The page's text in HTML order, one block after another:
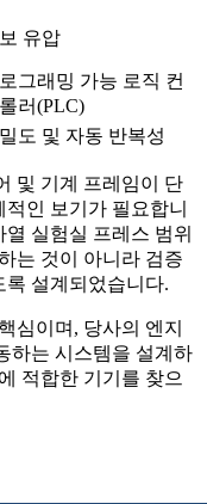
유압
그래밍 가능 로직 컨
러(PLC)
도 및 자동 반복성
및 기계 프레임이 단
인 보기가 필요합니
실험실 프레스 범위
는 것이 아니라 검증
설계되었습니다.
심이며, 당사의 엔지
하는 시스템을 설계하
적합한 기기를 찾으